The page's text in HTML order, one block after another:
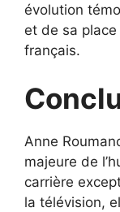
évolution
et de sa place
français.
Anne
majeure de
carrière
la télévision,